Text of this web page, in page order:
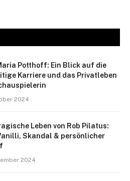
Potthoff: Ein Blick auf die
Karriere und das Privatleben
2024
Leben von Rob Pilatus:
Skandal & persönlicher
2024